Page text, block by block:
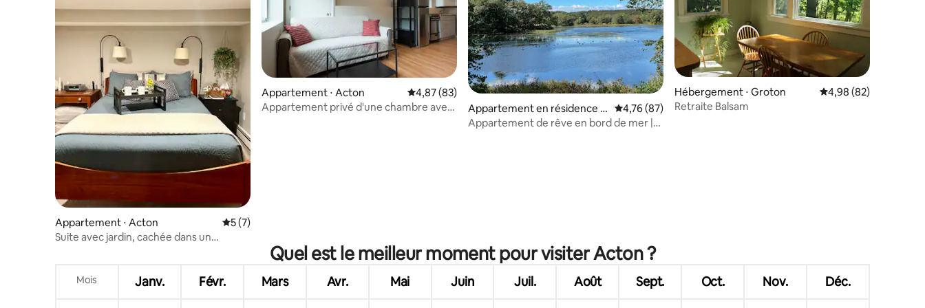
Appartement ⋅ Acton Évaluation moyenne sur la base de 7 commentaires : 5 sur 5
5 (7)
Suite avec jardin, cachée dans un
Appartement ⋅ Acton Évaluation moyenne sur la base de 83 commentaires : 4,87 sur 5
4,87 (83)
Appartement privé d'une chambre avec
Appartement en résidence ⋅
Concord
Évaluation moyenne sur la base de 87 commentaires : 4,76 sur 5
4,76 (87)
Appartement de rêve en bord de mer |
Hébergement ⋅ Groton Évaluation moyenne
4,98 (82)
Retraite Balsam
Quel est le meilleur moment pour visiter Acton ?
Mois Janv. Févr. Mars Avr. Mai Juin Juil. Août Sept. Oct. Nov. Déc.